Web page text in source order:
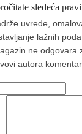
sledeća
uvrede,
lažnih
ne odgovara
autora